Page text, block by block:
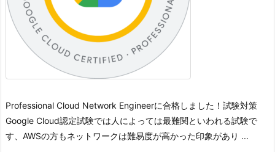
Professional Cloud Network Engineerに合格しました！ 試験対策
Google Cloud認定試験では人によっては最難関といわれる試験で
す、AWSの方もネットワークは難易度が高かった印象があり ...